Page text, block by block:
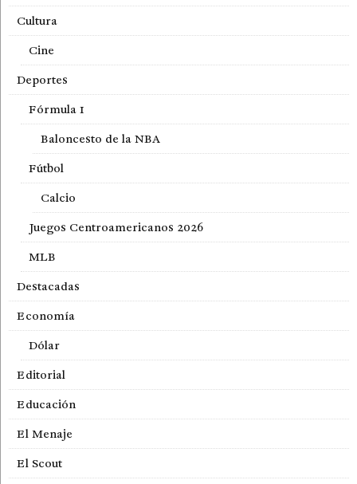
Cultura
Cine
Deportes
Fórmula 1
Baloncesto de la NBA
Fútbol
Calcio
Juegos Centroamericanos 2026
MLB
Destacadas
Economía
Dólar
Editorial
Educación
El Menaje
El Scout